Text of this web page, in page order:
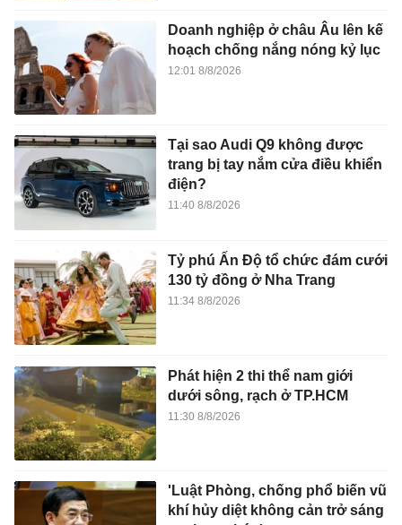
Doanh nghiệp ở châu Âu lên kế
hoạch chống nắng nóng kỷ lục
12:01 8/8/2026
Tại sao Audi Q9 không được
trang bị tay nắm cửa điều khiển
điện?
11:40 8/8/2026
Tỷ phú Ấn Độ tổ chức đám cưới
130 tỷ đồng ở Nha Trang
11:34 8/8/2026
Phát hiện 2 thi thể nam giới
dưới sông, rạch ở TP.HCM
11:30 8/8/2026
'Luật Phòng, chống phổ biến vũ
khí hủy diệt không cản trở sáng